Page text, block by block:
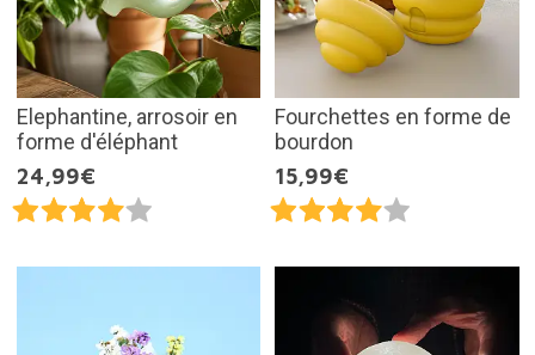
Elephantine, arrosoir en
forme d'éléphant
24,99€
Fourchettes en forme de
bourdon
15,99€